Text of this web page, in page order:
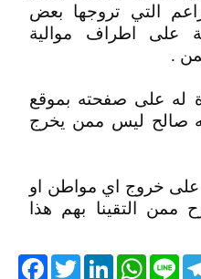
التي تروجها بعض
على اطراف موالية
.
له على صفحته بموقع
صالح ليس ممن يخرج
خروج اي مواطن او
ممن التقينا بهم هذا
TwitterLinkedIn
WhatsApp Line